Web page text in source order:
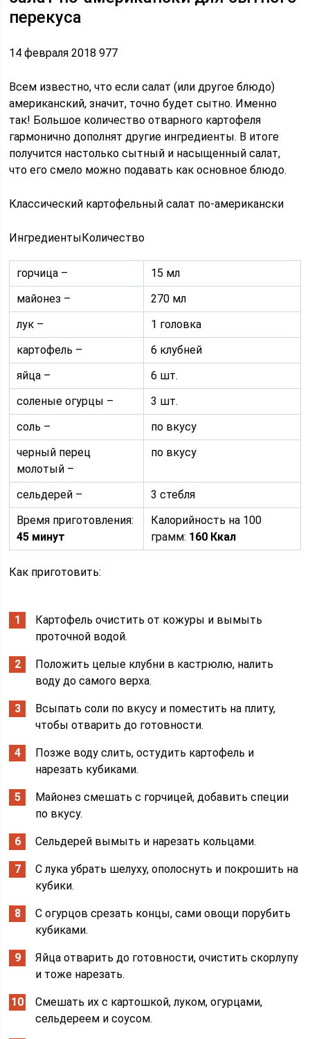
перекуса
14 февраля 2018 977
Всем известно, что если салат (или другое блюдо)
американский, значит, точно будет сытно. Именно
так! Большое количество отварного картофеля
гармонично дополнят другие ингредиенты. В итоге
получится настолько сытный и насыщенный салат,
что его смело можно подавать как основное блюдо.
Классический картофельный салат по-американски
ИнгредиентыКоличество
горчица –
15 мл
майонез –
270 мл
лук –
1 головка
картофель –
6 клубней
яйца –
6 шт.
соленые огурцы –
3 шт.
соль –
по вкусу
черный перец
молотый –
по вкусу
сельдерей –
3 стебля
Время приготовления:
45 минут
Калорийность на 100
грамм: 160 Ккал
Как приготовить:
Картофель очистить от кожуры и вымыть
проточной водой.
Положить целые клубни в кастрюлю, налить
воду до самого верха.
Всыпать соли по вкусу и поместить на плиту,
чтобы отварить до готовности.
Позже воду слить, остудить картофель и
нарезать кубиками.
Майонез смешать с горчицей, добавить специи
по вкусу.
Сельдерей вымыть и нарезать кольцами.
С лука убрать шелуху, ополоснуть и покрошить на
кубики.
С огурцов срезать концы, сами овощи порубить
кубиками.
Яйца отварить до готовности, очистить скорлупу
и тоже нарезать.
Смешать их с картошкой, луком, огурцами,
сельдереем и соусом.